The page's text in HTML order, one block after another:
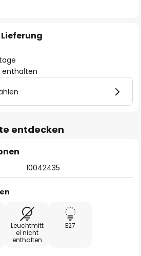
enthalten
entdecken
10042435
Leuchtmitt
el nicht
enthalten
E27